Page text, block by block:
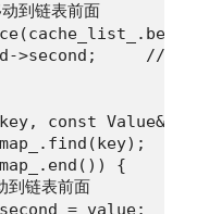
到链表前面
>second;     // 返
const Value&
{
链表前面
= value;